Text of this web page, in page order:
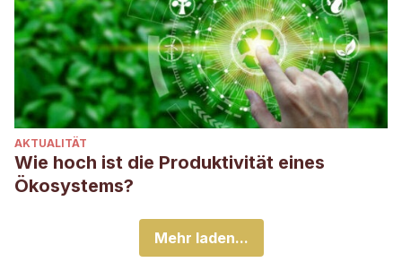
AKTUALITÄT
Wie hoch ist die Produktivität eines
Ökosystems?
Mehr laden...